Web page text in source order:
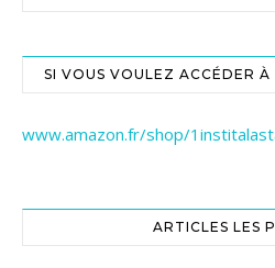
SI VOUS VOULEZ ACCÉDER
www.amazon.fr/shop/
ARTICLES LES